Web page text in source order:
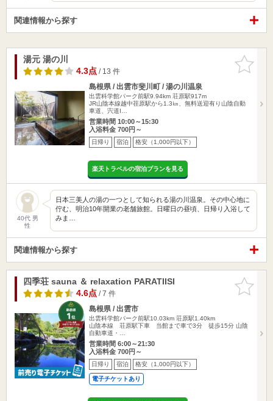
関連情報から探す
お気に入
りに追加
湯元 湯の川
4.3点/ 13 件
島根県 / 出雲市斐川町 / 湯の川温泉
出雲科学館パーク前駅9.94km 荘原駅917m
JR山陰本線越中荏原駅から1.3㎞、無料送迎有り山陰自動
車道、宍道I…
営業時間 10:00～15:30
入浴料金 700円～
日帰り 宿泊 格安（1,000円以下）
楽天トラベルの宿泊プランを見る
40代 男
性
日本三美人の湯の一つとして知られる湯の川温泉。その中心地に
佇む、明治10年開業の老舗旅館。日曜日の昼頃、日帰り入浴して
みま…
関連情報から探す
お気に入
りに追加
四季荘 sauna ＆ relaxation PARATIISI
4.6点/ 7 件
島根県 / 出雲市
出雲科学館パーク前駅10.03km 荘原駅1.40km
山陰本線 荘原駅下車 当館まで車で3分 徒歩15分 山陰
自動車道・…
営業時間 6:00～21:30
入浴料金 700円～
日帰り 宿泊 格安（1,000円以下）
電子チケットあり